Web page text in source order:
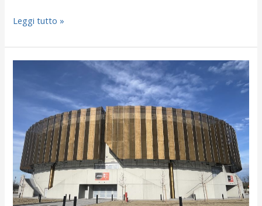
Leggi tutto »
guidata
“Cittadella
dello
sport”
di
Tortona